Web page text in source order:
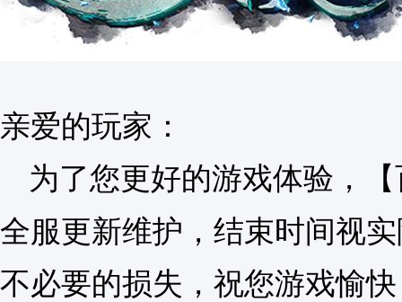
亲爱的玩家：
为了您更好的游戏体验，
全服更新维护，结束时间视
不必要的损失，祝您游戏愉